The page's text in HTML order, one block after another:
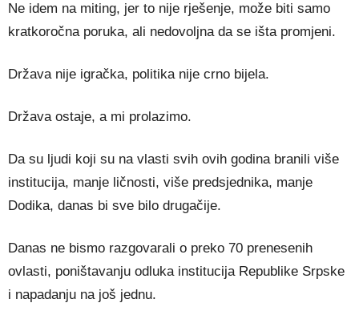
Ne idem na miting, jer to nije rješenje, može biti samo
kratkoročna poruka, ali nedovoljna da se išta promjeni.
Država nije igračka, politika nije crno bijela.
Država ostaje, a mi prolazimo.
Da su ljudi koji su na vlasti svih ovih godina branili više
institucija, manje ličnosti, više predsjednika, manje
Dodika, danas bi sve bilo drugačije.
Danas ne bismo razgovarali o preko 70 prenesenih
ovlasti, poništavanju odluka institucija Republike Srpske
i napadanju na još jednu.